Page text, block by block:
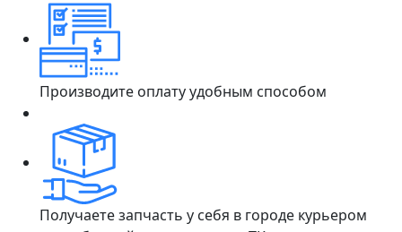
Производите оплату удобным способом
Получаете запчасть у себя в городе курьером